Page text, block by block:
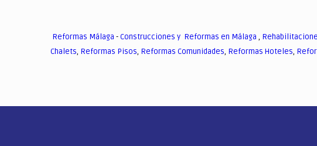
Reformas Málaga -Construcciones y Reformas en Málaga ,
Chalets, Reformas Pisos, Reformas Comunidades, Reformas Hoteles,